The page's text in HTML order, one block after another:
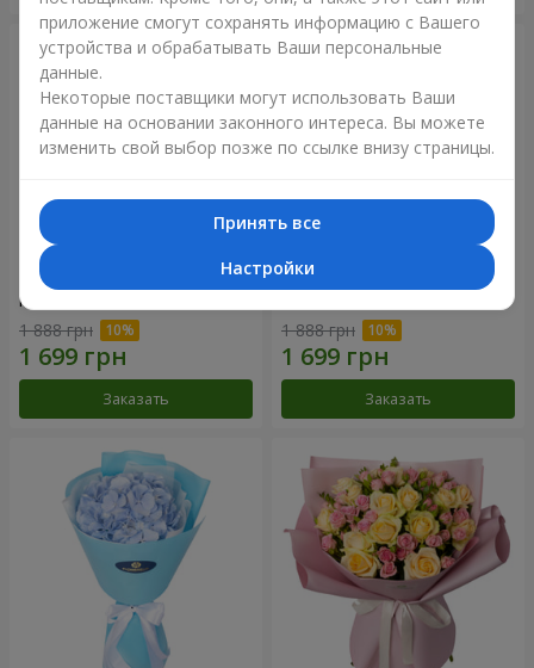
Композиция "Нежное
прикосновение"
1 888 грн
Заказать
Букет "Розовый вкус
1 888 грн
Заказать
приложение смогут сохранять информацию с Вашего
устройства и обрабатывать Ваши персональные
данные.
Некоторые поставщики могут использовать Ваши
данные на основании законного интереса. Вы можете
изменить свой выбор позже по ссылке внизу страницы.
Принять все
Настройки